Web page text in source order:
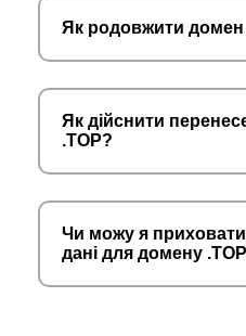
Як родовжити домен
Як дійснити
.TOP?
Чи можу я приховати
дані для домену